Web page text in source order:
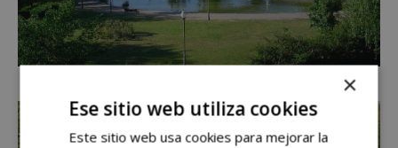
×
Ese sitio web utiliza cookies
Este sitio web usa cookies para mejorar la